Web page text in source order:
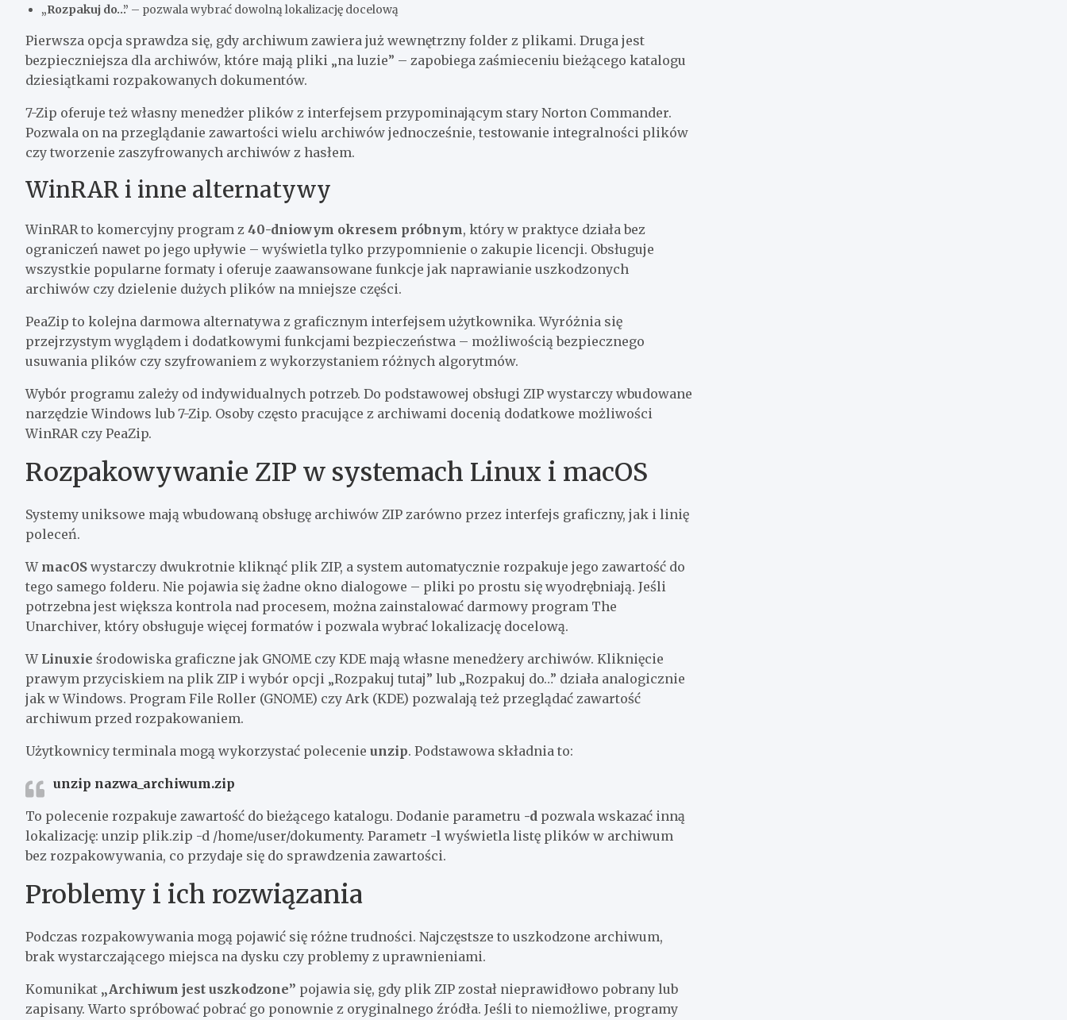
„Rozpakuj do…” – pozwala wybrać dowolną lokalizację docelową
Pierwsza opcja sprawdza się, gdy archiwum zawiera już wewnętrzny folder z plikami. Druga jest
bezpieczniejsza dla archiwów, które mają pliki „na luzie” – zapobiega zaśmieceniu bieżącego katalogu
dziesiątkami rozpakowanych dokumentów.
7-Zip oferuje też własny menedżer plików z interfejsem przypominającym stary Norton Commander.
Pozwala on na przeglądanie zawartości wielu archiwów jednocześnie, testowanie integralności plików
czy tworzenie zaszyfrowanych archiwów z hasłem.
WinRAR i inne alternatywy
WinRAR to komercyjny program z 40-dniowym okresem próbnym, który w praktyce działa bez
ograniczeń nawet po jego upływie – wyświetla tylko przypomnienie o zakupie licencji. Obsługuje
wszystkie popularne formaty i oferuje zaawansowane funkcje jak naprawianie uszkodzonych
archiwów czy dzielenie dużych plików na mniejsze części.
PeaZip to kolejna darmowa alternatywa z graficznym interfejsem użytkownika. Wyróżnia się
przejrzystym wyglądem i dodatkowymi funkcjami bezpieczeństwa – możliwością bezpiecznego
usuwania plików czy szyfrowaniem z wykorzystaniem różnych algorytmów.
Wybór programu zależy od indywidualnych potrzeb. Do podstawowej obsługi ZIP wystarczy wbudowane
narzędzie Windows lub 7-Zip. Osoby często pracujące z archiwami docenią dodatkowe możliwości
WinRAR czy PeaZip.
Rozpakowywanie ZIP w systemach Linux i macOS
Systemy uniksowe mają wbudowaną obsługę archiwów ZIP zarówno przez interfejs graficzny, jak i linię
poleceń.
W macOS wystarczy dwukrotnie kliknąć plik ZIP, a system automatycznie rozpakuje jego zawartość do
tego samego folderu. Nie pojawia się żadne okno dialogowe – pliki po prostu się wyodrębniają. Jeśli
potrzebna jest większa kontrola nad procesem, można zainstalować darmowy program The
Unarchiver, który obsługuje więcej formatów i pozwala wybrać lokalizację docelową.
W Linuxie środowiska graficzne jak GNOME czy KDE mają własne menedżery archiwów. Kliknięcie
prawym przyciskiem na plik ZIP i wybór opcji „Rozpakuj tutaj” lub „Rozpakuj do…” działa analogicznie
jak w Windows. Program File Roller (GNOME) czy Ark (KDE) pozwalają też przeglądać zawartość
archiwum przed rozpakowaniem.
Użytkownicy terminala mogą wykorzystać polecenie unzip. Podstawowa składnia to:
unzip nazwa_archiwum.zip
To polecenie rozpakuje zawartość do bieżącego katalogu. Dodanie parametru -d pozwala wskazać inną
lokalizację: unzip plik.zip -d /home/user/dokumenty. Parametr -l wyświetla listę plików w archiwum
bez rozpakowywania, co przydaje się do sprawdzenia zawartości.
Problemy i ich rozwiązania
Podczas rozpakowywania mogą pojawić się różne trudności. Najczęstsze to uszkodzone archiwum,
brak wystarczającego miejsca na dysku czy problemy z uprawnieniami.
Komunikat „Archiwum jest uszkodzone” pojawia się, gdy plik ZIP został nieprawidłowo pobrany lub
zapisany. Warto spróbować pobrać go ponownie z oryginalnego źródła. Jeśli to niemożliwe, programy